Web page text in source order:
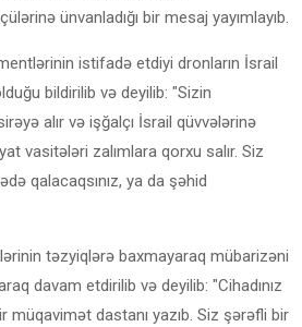
ünvanladığı bir mesaj yayımlayıb.
istifadə etdiyi dronların İsrail
bildirilib və deyilib: "Sizin
alır və işğalçı İsrail qüvvələrinə
vasitələri zalımlara qorxu salır. Siz
qalacaqsınız, ya da şəhid
təzyiqlərə baxmayaraq mübarizəni
davam etdirilib və deyilib: "Cihadınız
müqavimət dastanı yazıb. Siz şərəfli bir